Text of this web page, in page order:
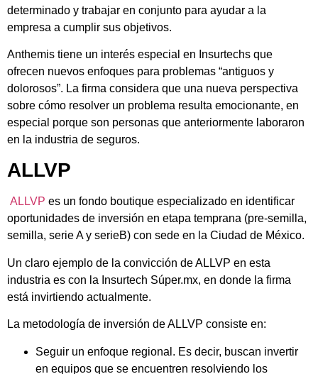
determinado y trabajar en conjunto para ayudar a la
empresa a cumplir sus objetivos.
Anthemis tiene un interés especial en Insurtechs que
ofrecen nuevos enfoques para problemas “antiguos y
dolorosos”. La firma considera que una nueva perspectiva
sobre cómo resolver un problema resulta emocionante, en
especial porque son personas que anteriormente laboraron
en la industria de seguros.
ALLVP
ALLVP es un fondo boutique especializado en identificar
oportunidades de inversión en etapa temprana (pre-semilla,
semilla, serie A y serieB) con sede en la Ciudad de México.
Un claro ejemplo de la convicción de ALLVP en esta
industria es con la Insurtech Súper.mx, en donde la firma
está invirtiendo actualmente.
La metodología de inversión de ALLVP consiste en:
Seguir un enfoque regional. Es decir, buscan invertir
en equipos que se encuentren resolviendo los